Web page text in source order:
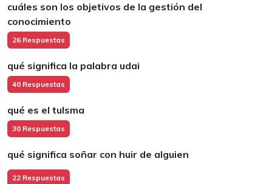
cuáles son los objetivos de la gestión del
conocimiento
26 Respuestas
qué significa la palabra udai
40 Respuestas
qué es el tulsma
30 Respuestas
qué significa soñar con huir de alguien
22 Respuestas